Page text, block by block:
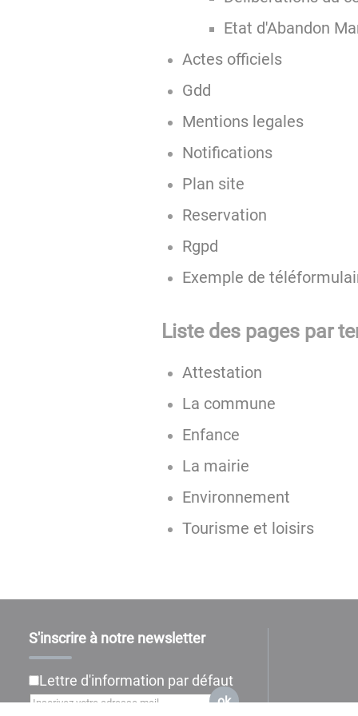
Etat d'Abandon
Actes officiels
Gdd
Mentions legales
Notifications
Plan site
Reservation
Rgpd
Exemple de
Liste des pages par
Attestation
La commune
Enfance
La mairie
Environnement
Tourisme et loisirs
S'inscrire à notre newsletter
Lettre d'information par défaut
ok